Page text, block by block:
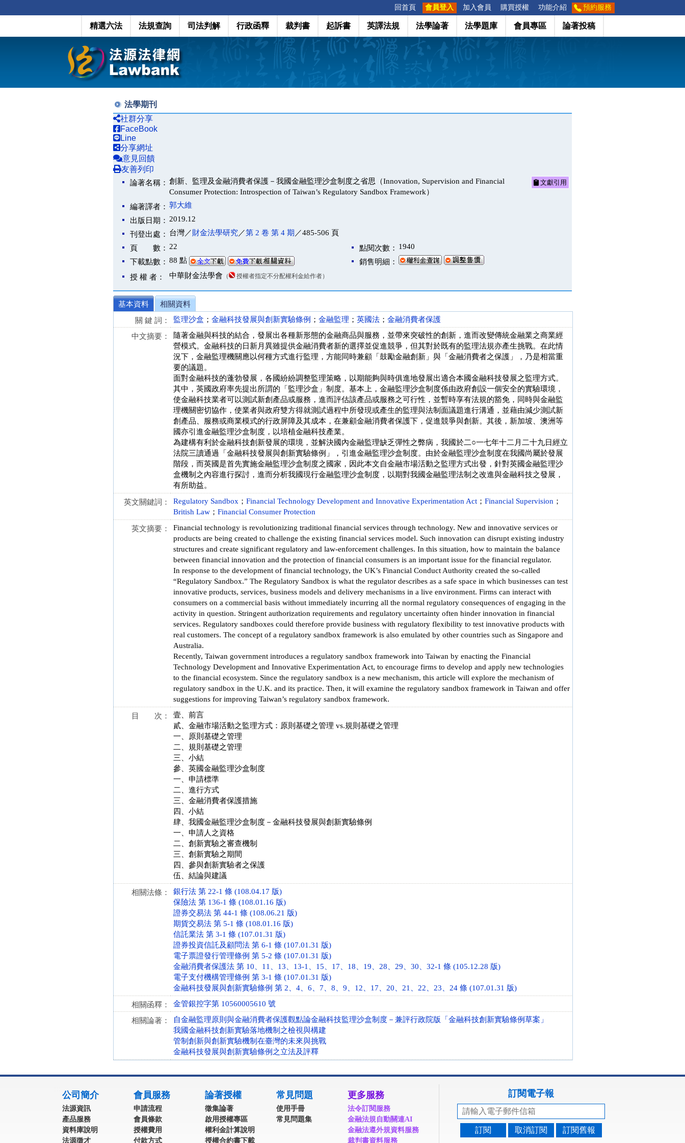
回首頁 會員登入 加入會員 購買授權 功能介紹 預約服務
精選六法 法規查詢 司法判解 行政函釋 裁判書 起訴書 英譯法規 法學論著 法學題庫 會員專區 論著投稿
法學期刊
社群分享
FaceBook
Line
分享網址
意見回饋
友善列印
論著名稱： 創新、監理及金融消費者保護－我國金融監理沙盒制度之省思（Innovation, Supervision and Financial
Consumer Protection: Introspection of Taiwan’s Regulatory Sandbox Framework）
文獻引用
編著譯者： 郭大維
出版日期： 2019.12
刊登出處： 台灣／財金法學研究／第 2 卷 第 4 期 ／485-506 頁
頁 數： 22 點閱次數： 1940
下載點數： 88 點
銷售明細：
授 權 者：
中華財金法學會 （ 授權者指定不分配權利金給作者）
基本資料
相關資料
關 鍵 詞：
監理沙盒 ； 金融科技發展與創新實驗條例 ； 金融監理 ； 英國法 ； 金融消費者保護
中文摘要：
隨著金融與科技的結合，發展出各種新形態的金融商品與服務，並帶來突破性的創新，進而改變傳統金融業之商業經
營模式。金融科技的日新月異雖提供金融消費者新的選擇並促進競爭，但其對於既有的監理法規亦產生挑戰。在此情
況下，金融監理機關應以何種方式進行監理，方能同時兼顧「鼓勵金融創新」與「金融消費者之保護」，乃是相當重
要的議題。
面對金融科技的蓬勃發展，各國紛紛調整監理策略，以期能夠與時俱進地發展出適合本國金融科技發展之監理方式。
其中，英國政府率先提出所謂的「監理沙盒」制度。基本上，金融監理沙盒制度係由政府創設一個安全的實驗環境，
使金融科技業者可以測試新創產品或服務，進而評估該產品或服務之可行性，並暫時享有法規的豁免，同時與金融監
理機關密切協作，使業者與政府雙方得就測試過程中所發現或產生的監理與法制面議題進行溝通，並藉由減少測試新
創產品、服務或商業模式的行政屏障及其成本，在兼顧金融消費者保護下，促進競爭與創新。其後，新加坡、澳洲等
國亦引進金融監理沙盒制度，以培植金融科技產業。
為建構有利於金融科技創新發展的環境，並解決國內金融監理缺乏彈性之弊病，我國於二○一七年十二月二十九日經立
法院三讀通過「金融科技發展與創新實驗條例」，引進金融監理沙盒制度。由於金融監理沙盒制度在我國尚屬於發展
階段，而英國是首先實施金融監理沙盒制度之國家，因此本文自金融市場活動之監理方式出發，針對英國金融監理沙
盒機制之內容進行探討，進而分析我國現行金融監理沙盒制度，以期對我國金融監理法制之改進與金融科技之發展，
有所助益。
英文關鍵詞： Regulatory Sandbox ； Financial Technology Development and Innovative Experimentation Act ； Financial Supervision ；
British Law ； Financial Consumer Protection
英文摘要：
Financial technology is revolutionizing traditional financial services through technology. New and innovative services or
products are being created to challenge the existing financial services model. Such innovation can disrupt existing industry
structures and create significant regulatory and law-enforcement challenges. In this situation, how to maintain the balance
between financial innovation and the protection of financial consumers is an important issue for the financial regulator.
In response to the development of financial technology, the UK’s Financial Conduct Authority created the so-called
“Regulatory Sandbox.” The Regulatory Sandbox is what the regulator describes as a safe space in which businesses can test
innovative products, services, business models and delivery mechanisms in a live environment. Firms can interact with
consumers on a commercial basis without immediately incurring all the normal regulatory consequences of engaging in the
activity in question. Stringent authorization requirements and regulatory uncertainty often hinder innovation in financial
services. Regulatory sandboxes could therefore provide business with regulatory flexibility to test innovative products with
real customers. The concept of a regulatory sandbox framework is also emulated by other countries such as Singapore and
Australia.
Recently, Taiwan government introduces a regulatory sandbox framework into Taiwan by enacting the Financial
Technology Development and Innovative Experimentation Act, to encourage firms to develop and apply new technologies
to the financial ecosystem. Since the regulatory sandbox is a new mechanism, this article will explore the mechanism of
regulatory sandbox in the U.K. and its practice. Then, it will examine the regulatory sandbox framework in Taiwan and offer
suggestions for improving Taiwan’s regulatory sandbox framework.
目 次：
壹、前言
貳、金融市場活動之監理方式：原則基礎之管理 vs.規則基礎之管理
一、原則基礎之管理
二、規則基礎之管理
三、小結
參、英國金融監理沙盒制度
一、申請標準
二、進行方式
三、金融消費者保護措施
四、小結
肆、我國金融監理沙盒制度－金融科技發展與創新實驗條例
一、申請人之資格
二、創新實驗之審查機制
三、創新實驗之期間
四、參與創新實驗者之保護
伍、結論與建議
相關法條：
銀行法 第 22-1 條 (108.04.17 版)
保險法 第 136-1 條 (108.01.16 版)
證券交易法 第 44-1 條 (108.06.21 版)
期貨交易法 第 5-1 條 (108.01.16 版)
信託業法 第 3-1 條 (107.01.31 版)
證券投資信託及顧問法 第 6-1 條 (107.01.31 版)
電子票證發行管理條例 第 5-2 條 (107.01.31 版)
金融消費者保護法 第 10、11、13、13-1、15、17、18、19、28、29、30、32-1 條 (105.12.28 版)
電子支付機構管理條例 第 3-1 條 (107.01.31 版)
金融科技發展與創新實驗條例 第 2、4、6、7、8、9、12、17、20、21、22、23、24 條 (107.01.31 版)
相關函釋： 金管銀控字第 10560005610 號
相關論著：
自金融監理原則與金融消費者保護觀點論金融科技監理沙盒制度－兼評行政院版「金融科技創新實驗條例草案」
我國金融科技創新實驗落地機制之檢視與構建
管制創新與創新實驗機制在臺灣的未來與挑戰
金融科技發展與創新實驗條例之立法及評釋
公司簡介
法源資訊
產品服務
資料庫說明
法源徵才
會員服務
申請流程
會員條款
授權費用
付款方式
論著授權
徵集論著
啟用授權專區
權利金計算說明
授權合約書下載
常見問題
使用手冊
常見問題集
更多服務
法令訂閱服務
金融法規自動關連AI
金融法遵外規資料服務
裁判書資料服務
訂閱電子報
訂閱 取消訂閱 訂閱舊報